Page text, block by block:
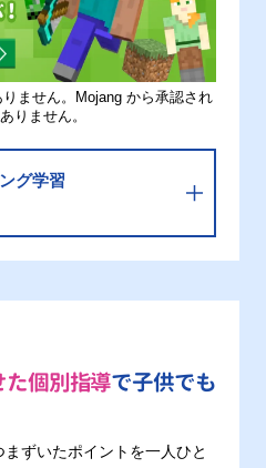
ません。Mojang から承認され
りません。
グ学習
個別指導で子供でも
ずいたポイントを一人ひと